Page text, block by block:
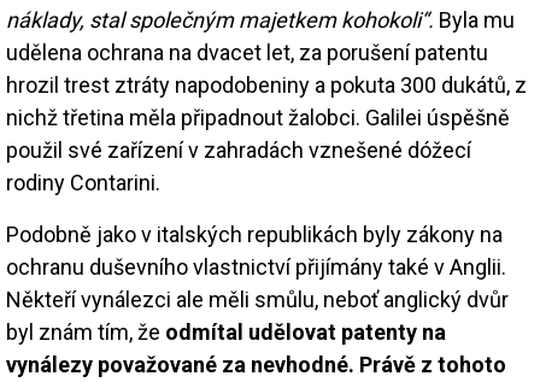
náklady, stal společným majetkem kohokoli“. Byla mu
udělena ochrana na dvacet let, za porušení patentu
hrozil trest ztráty napodobeniny a pokuta 300 dukátů, z
nichž třetina měla připadnout žalobci. Galilei úspěšně
použil své zařízení v zahradách vznešené dóžecí
rodiny Contarini.
Podobně jako v italských republikách byly zákony na
ochranu duševního vlastnictví přijímány také v Anglii.
Někteří vynálezci ale měli smůlu, neboť anglický dvůr
byl znám tím, že odmítal udělovat patenty na
vynálezy považované za nevhodné. Právě z tohoto